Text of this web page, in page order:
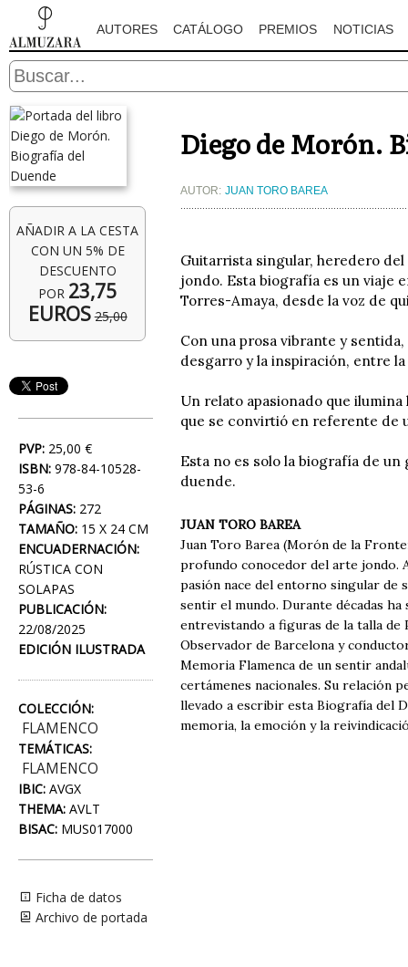
AUTORES CATÁLOGO PREMIOS NOTICIAS
AÑADIR A LA CESTA
CON UN 5% DE
DESCUENTO
POR 23,75
EUROS 25,00
PVP: 25,00 €
ISBN: 978-84-10528-
53-6
PÁGINAS: 272
TAMAÑO: 15 X 24 CM
ENCUADERNACIÓN:
RÚSTICA CON
SOLAPAS
PUBLICACIÓN:
22/08/2025
EDICIÓN ILUSTRADA
COLECCIÓN:
FLAMENCO
TEMÁTICAS:
FLAMENCO
IBIC: AVGX
THEMA: AVLT
BISAC: MUS017000
Ficha de datos
Archivo de portada
Diego de Morón.
AUTOR: JUAN TORO BAREA
Guitarrista singular, heredero
jondo. Esta biografía es un viaje
Torres-Amaya, desde la voz de
Con una prosa vibrante y
desgarro y la inspiración, entre
Un relato apasionado que
que se convirtió en referente de
Esta no es solo la biografía de
duende.
JUAN TORO BAREA
Juan Toro Barea (Morón de la
profundo conocedor del arte jondo.
pasión nace del entorno singular de
sentir el mundo. Durante décadas
entrevistando a figuras de la talla de
Observador de Barcelona y
Memoria Flamenca de un sentir
certámenes nacionales. Su relación
llevado a escribir esta Biografía del
memoria, la emoción y la